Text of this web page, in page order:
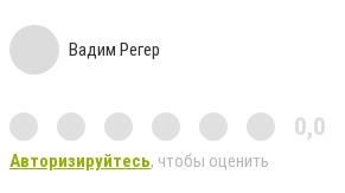
Вадим Регер
0,0
Авторизируйтесь, чтобы оценить